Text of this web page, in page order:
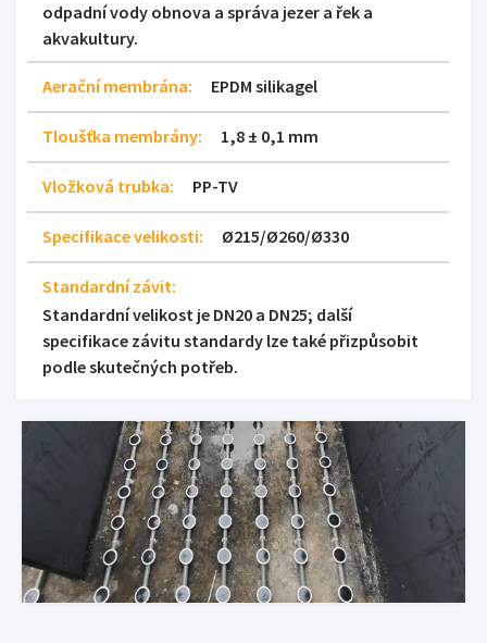
odpadní vody obnova a správa jezer a řek a
akvakultury.
Aerační membrána: EPDM silikagel
Tloušťka membrány: 1,8 ± 0,1 mm
Vložková trubka: PP-TV
Specifikace velikosti: Ø215/Ø260/Ø330
Standardní závit:
Standardní velikost je DN20 a DN25; další
specifikace závitu standardy lze také přizpůsobit
podle skutečných potřeb.